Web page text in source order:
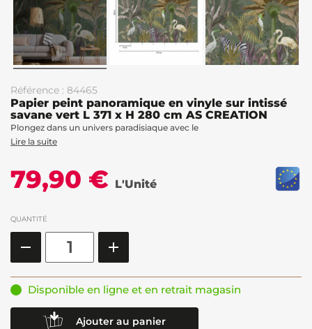
Référence : 84465
Papier peint panoramique en vinyle sur intissé
savane vert L 371 x H 280 cm AS CREATION
Plongez dans un univers paradisiaque avec le
Lire la suite
79,90 € L'Unité
QUANTITÉ
Disponible en ligne et en retrait magasin
Ajouter au panier